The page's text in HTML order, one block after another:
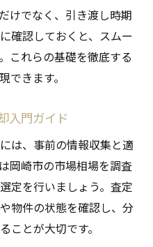
けでなく、引き渡し時期
確認しておくと、スムー
これらの基礎を徹底する
できます。
入門ガイド
は、事前の情報収集と適
岡崎市の市場相場を調査
定を行いましょう。査定
物件の状態を確認し、分
ことが大切です。